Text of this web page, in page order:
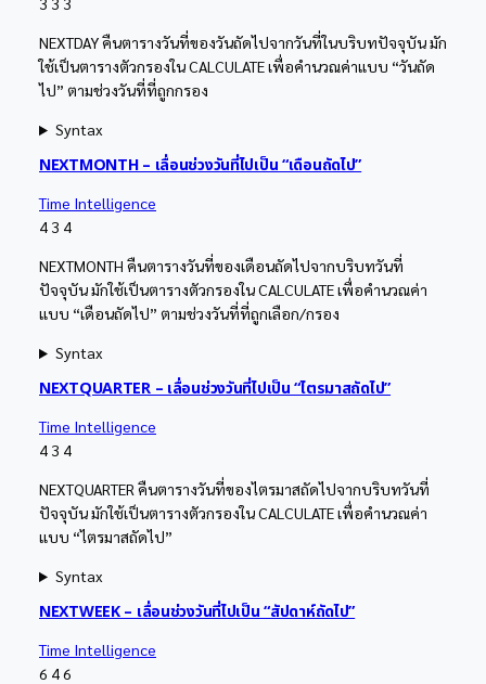
NEXTDAY คืนตารางวันที่ของวันถัดไปจากวันที่ในบริบทปัจจุบัน มัก
ใช้เป็นตารางตัวกรองใน CALCULATE เพื่อคำนวณค่าแบบ “วันถัด
ไป” ตามช่วงวันที่ที่ถูกกรอง
Syntax
NEXTMONTH – เลื่อนช่วงวันที่ไปเป็น “เดือนถัดไป”
Time Intelligence
4 3 4
NEXTMONTH คืนตารางวันที่ของเดือนถัดไปจากบริบทวันที่
ปัจจุบัน มักใช้เป็นตารางตัวกรองใน CALCULATE เพื่อคำนวณค่า
แบบ “เดือนถัดไป” ตามช่วงวันที่ที่ถูกเลือก/กรอง
Syntax
NEXTQUARTER – เลื่อนช่วงวันที่ไปเป็น “ไตรมาสถัดไป”
Time Intelligence
4 3 4
NEXTQUARTER คืนตารางวันที่ของไตรมาสถัดไปจากบริบทวันที่
ปัจจุบัน มักใช้เป็นตารางตัวกรองใน CALCULATE เพื่อคำนวณค่า
แบบ “ไตรมาสถัดไป”
Syntax
NEXTWEEK – เลื่อนช่วงวันที่ไปเป็น “สัปดาห์ถัดไป”
Time Intelligence
6 46